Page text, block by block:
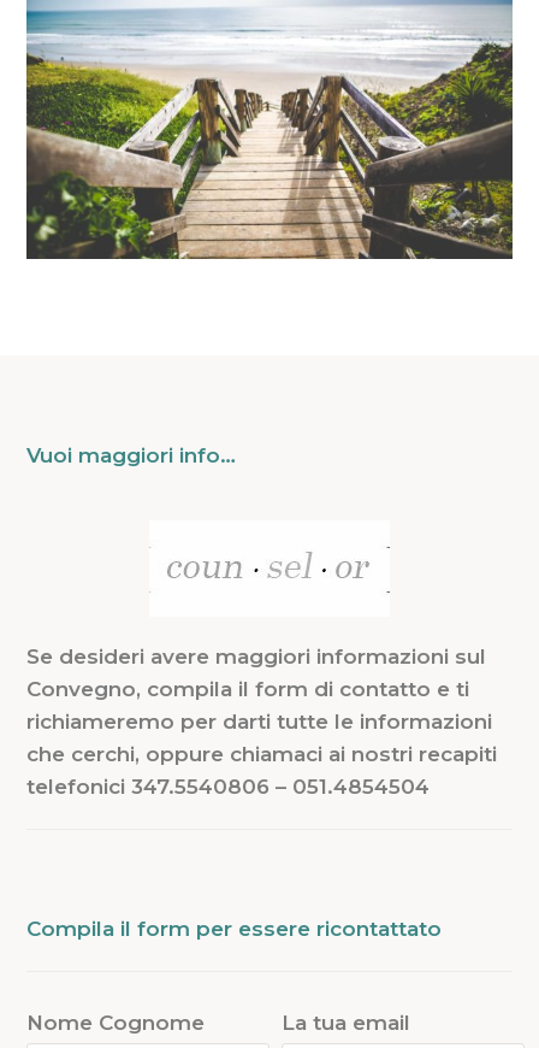
Vuoi maggiori info…
Se desideri avere maggiori informazioni sul
Convegno, compila il form di contatto e ti
richiameremo per darti tutte le informazioni
che cerchi, oppure chiamaci ai nostri recapiti
telefonici 347.5540806 – 051.4854504
Compila il form per essere ricontattato
Nome Cognome La tua email